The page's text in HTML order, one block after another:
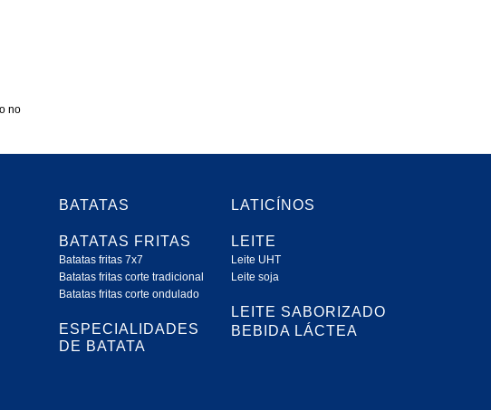
no
BATATAS
BATATAS FRITAS
Batatas fritas 7x7
Batatas fritas corte tradicional
Batatas fritas corte ondulado
ESPECIALIDADES
DE BATATA
LATICÍNOS
LEITE
Leite UHT
Leite soja
LEITE SABORIZADO
BEBIDA LÁCTEA